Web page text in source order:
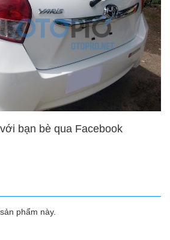
bạn bè qua Facebook
phẩm này.